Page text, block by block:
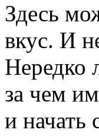
Здесь
вкус. И
Нередко
за чем
и начать